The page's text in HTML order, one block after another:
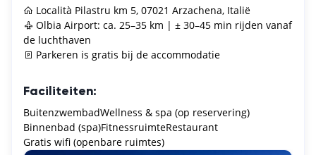
Località Pilastru km 5, 07021 Arzachena, Italië
Olbia Airport: ca. 25–35 km | ± 30–45 min rijden vanaf
de luchthaven
Parkeren is gratis bij de accommodatie
Faciliteiten:
BuitenzwembadWellness & spa (op reservering)
Binnenbad (spa)FitnessruimteRestaurant
Gratis wifi (openbare ruimtes)